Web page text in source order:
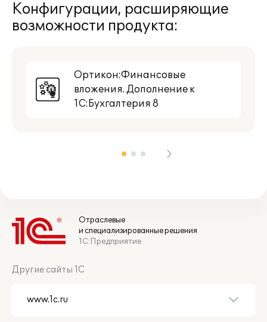
Конфигурации, расширяющие
возможности продукта:
Ортикон:Финансовые
вложения. Дополнение к
1С:Бухгалтерия 8
Отраслевые
и специализированные решения
1С:Предприятие
Другие сайты 1С